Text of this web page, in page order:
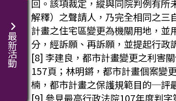
回。該項裁定，縱與同院判例有
解釋）之聲請人，乃完全相同之三
計畫之住宅區變更為機關用地，
分，經訴願、再訴願，並提起行政
[8] 李建良，都市計畫變更之利害
157頁；林明鏘，都市計畫個案變
楠，都市計畫之保護規範目的─評
最新活動